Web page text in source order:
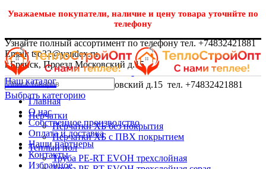
Уважаемые покупатели, наличие и цену товара уточнйте по
телефону
Узнайте полный ассортимент по телефону тел. +74832421881
Email: tso32@yandex.ru
г.Брянск, Проезд Московский д.15
г.Брянск, Проезд Московский д.15 тел. +74832421881
Выбрать категорию
Перчатки
Перчатки ХБ без покрытия
Перчатки ХБ с ПВХ покрытием
Теплый пол
Труба PE-RT EVOH трехслойная
Наш каталог
Главная
О нас
Собственное производство
Оплата и доставка
Наши партнеры
Контакты
Избранное